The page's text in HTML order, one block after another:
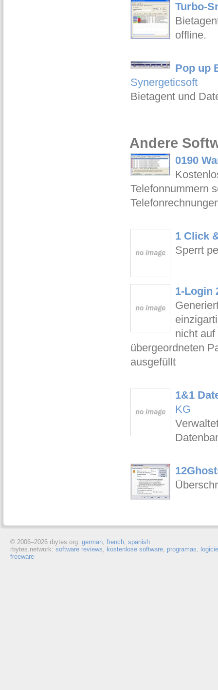
Turbo-
offline.
Pop up
Synergeticsoft
Bietagent und
Andere
0190
Telefonnummern
1 Click
Sperrt
1-Login
nicht
übergeordneten
ausgefüllt
1&1
KG
© 2006–2026 rbytes.org: german, french, spanish
rbytes.network: software reviews, kostenlose software, programas,
freeware